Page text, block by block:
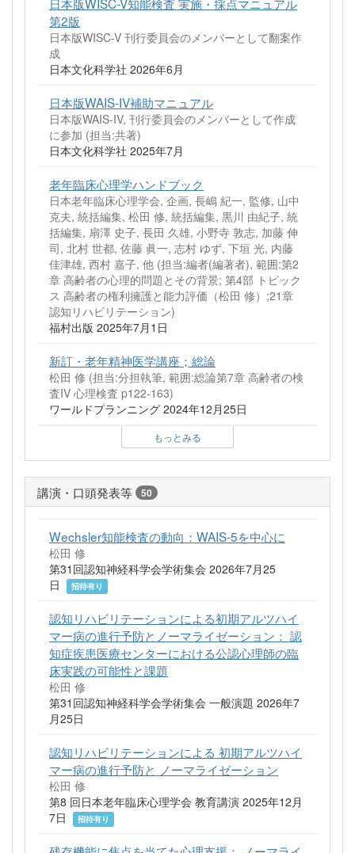
第2版
日本版WISC-V 刊行委員会のメンバーとして翻案作
成
日本文化科学社 2026年6月
日本版WAIS-IV補助マニュアル
日本版WAIS-IV, 刊行委員会のメンバーとして作成
に参加 (担当:共著)
日本文化科学社 2025年7月
老年臨床心理学ハンドブック
日本老年臨床心理学会, 企画, 長嶋 紀一, 監修, 山中
克夫, 統括編集, 松田 修, 統括編集, 黒川 由紀子, 統
括編集, 扇澤 史子, 長田 久雄, 小野寺 敦志, 加藤 伸
司, 北村 世都, 佐藤 眞一, 志村 ゆず, 下垣 光, 内藤
佳津雄, 西村 嘉子, 他 (担当:編者(編著者), 範囲:第2
章 高齢者の心理的問題とその背景; 第4部 トピック
ス 高齢者の権利擁護と能力評価（松田 修）;21章
認知リハビリテーション)
福村出版 2025年7月1日
新訂・老年精神医学講座；総論
松田 修 (担当:分担執筆, 範囲:総論第7章 高齢者の検
査IV 心理検査 p122-163)
ワールドプランニング 2024年12月25日
もっとみる
講演・口頭発表等 50
Wechsler知能検査の動向：WAIS-5を中心に
松田 修
第31回認知神経科学会学術集会 2026年7月25
日
招待有り
認知リハビリテーションによる初期アルツハイ
マー病の進行予防とノーマライゼーション： 認
知症疾患医療センターにおける公認心理師の臨
床実践の可能性と課題
松田 修
第31回認知神経科学会学術集会 一般演題 2026年7
月25日
認知リハビリテーションによる 初期アルツハイ
マー病の進行予防と ノーマライゼーション
松田 修
第8 回日本老年臨床心理学会 教育講演 2025年12月
7日
招待有り